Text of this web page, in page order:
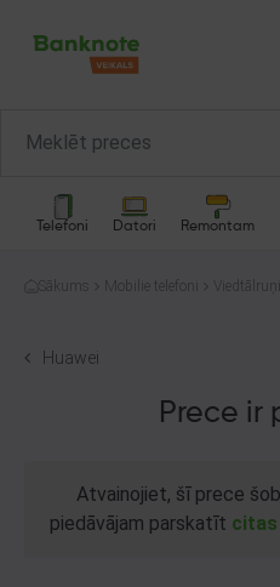
Telefoni Datori Remontam
Sākums Mobilie telefoni Viedtālruņi
Huawei
Prece ir
Atvainojiet, šī prece
piedāvājam parskatīt